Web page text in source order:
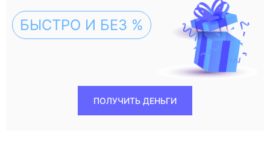
БЫСТРО И БЕЗ %
ПОЛУЧИТЬ ДЕНЬГИ